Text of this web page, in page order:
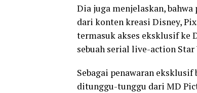
Dia juga menjelaskan,
dari konten kreasi Disney,
termasuk akses eksklusif ke
sebuah serial live-action Star
Sebagai penawaran
ditunggu-tunggu dari MD